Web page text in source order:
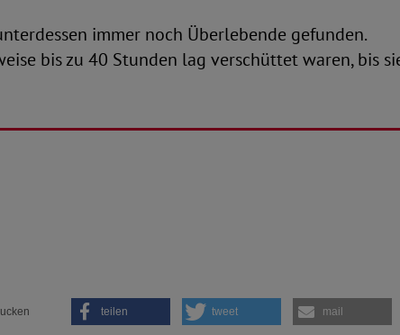
immer noch Überlebende gefunden.
bis zu 40 Stunden lag verschüttet waren, bis
teilen tweet mail